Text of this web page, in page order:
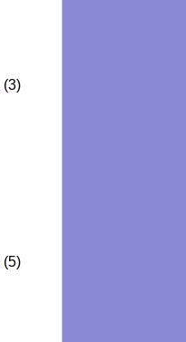
(3)
(5)